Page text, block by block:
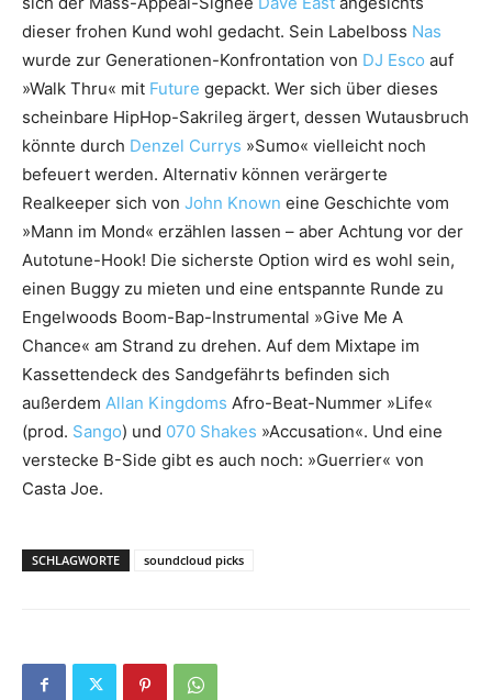
dieser frohen Kund wohl gedacht. Sein Labelboss Nas
wurde zur Generationen-Konfrontation von DJ Esco auf
»Walk Thru« mit Future gepackt. Wer sich über dieses
scheinbare HipHop-Sakrileg ärgert, dessen Wutausbruch
könnte durch Denzel Currys »Sumo« vielleicht noch
befeuert werden. Alternativ können verärgerte
Realkeeper sich von John Known eine Geschichte vom
»Mann im Mond« erzählen lassen – aber Achtung vor der
Autotune-Hook! Die sicherste Option wird es wohl sein,
einen Buggy zu mieten und eine entspannte Runde zu
Engelwoods Boom-Bap-Instrumental »Give Me A
Chance« am Strand zu drehen. Auf dem Mixtape im
Kassettendeck des Sandgefährts befinden sich
außerdem Allan Kingdoms Afro-Beat-Nummer »Life«
(prod. Sango) und 070 Shakes »Accusation«. Und eine
verstecke B-Side gibt es auch noch: »Guerrier« von
Casta Joe.
SCHLAGWORTE soundcloud picks